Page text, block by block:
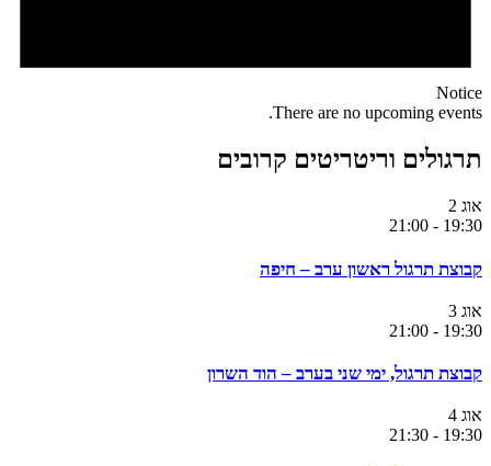
Notice
There are no upcoming events.
תרגולים וריטריטים קרובים
אוג 2
19:30
-
21:00
קבוצת תרגול ראשון ערב – חיפה
אוג 3
19:30
-
21:00
קבוצת תרגול, ימי שני בערב – הוד השרון
אוג 4
19:30
-
21:30